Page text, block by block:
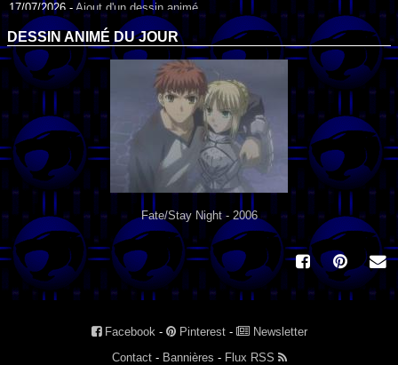
17/07/2026 - Ajout d'un dessin animé
Ajout du dessin animé Heidi (1995) dans la liste.
09/07/2026 -Ajout d'un dessin animé
Ajout du dessin animé Genki l'Aventurier de la Chance (2006) dans la
liste.
04/07/2026 -
Ajout d'un dessin animé
Ajout du dessin animé Vilain Petit Canard (2000) dans la liste.
04/07/2026 -Ajout d'un dessin animé
Ajout du dessin animé Le Noël du vilain petit canard (2003) dans la liste.
DESSIN ANIMÉ DU JOUR
Fate/Stay Night - 2006
Facebook- Pinterest-
Newsletter
Contact- Bannières - Flux RSS